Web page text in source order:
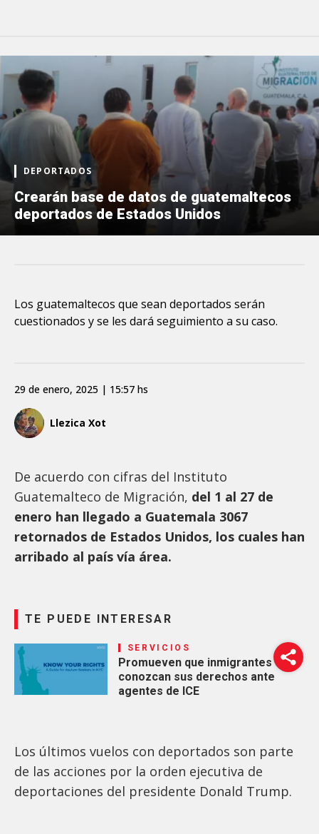
DEPORTADOS
Crearán base de datos de guatemaltecos
deportados de Estados Unidos
Los guatemaltecos que sean deportados serán
cuestionados y se les dará seguimiento a su caso.
Llezica Xot
29 de enero, 2025 | 15:57 hs
De acuerdo con cifras del Instituto
Guatemalteco de Migración, del 1 al 27 de
enero han llegado a Guatemala 3067
retornados de Estados Unidos, los cuales han
arribado al país vía área.
TE PUEDE INTERESAR
SERVICIOS
Promueven que inmigrantes
conozcan sus derechos ante
agentes de ICE
Los últimos vuelos con deportados son parte
de las acciones por la orden ejecutiva de
deportaciones del presidente Donald Trump.